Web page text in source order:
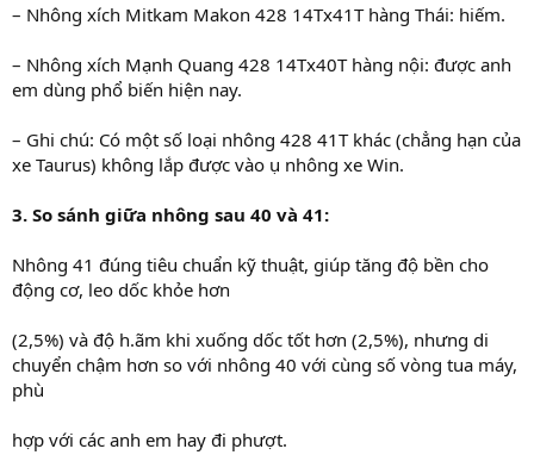
– Nhông xích Mitkam Makon 428 14Tx41T hàng Thái: hiếm.
– Nhông xích Mạnh Quang 428 14Tx40T hàng nội: được anh
em dùng phổ biến hiện nay.
– Ghi chú: Có một số loại nhông 428 41T khác (chẳng hạn của
xe Taurus) không lắp được vào ụ nhông xe Win.
3. So sánh giữa nhông sau 40 và 41:
Nhông 41 đúng tiêu chuẩn kỹ thuật, giúp tăng độ bền cho
động cơ, leo dốc khỏe hơn
(2,5%) và độ h.ãm khi xuống dốc tốt hơn (2,5%), nhưng di
chuyển chậm hơn so với nhông 40 với cùng số vòng tua máy,
phù
hợp với các anh em hay đi phượt.